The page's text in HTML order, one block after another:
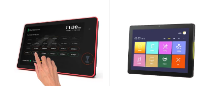
фотокамера для конференц-
зала, отображения
расписания